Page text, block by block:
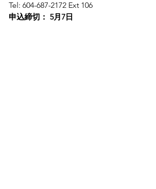
Tel: 604-687-2172 Ext 106
申込締切： 5月7日